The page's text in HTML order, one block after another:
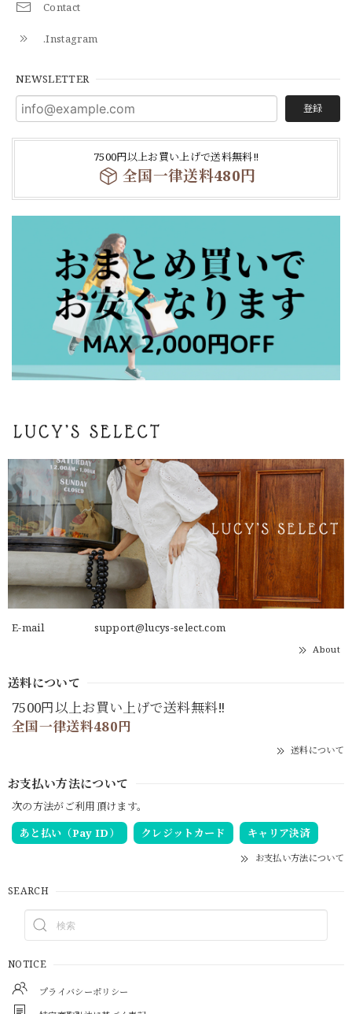
Contact
.Instagram
NEWSLETTER
登録
7500円以上お買い上げで送料無料‼
全国一律送料480円
E-mail support@lucys-select.com
About
送料について
7500円以上お買い上げで送料無料‼
全国一律送料480円
送料について
お支払い方法について
次の方法がご利用頂けます。
あと払い（Pay ID）
クレジットカード キャリア決済
お支払い方法について
SEARCH
NOTICE
プライバシーポリシー